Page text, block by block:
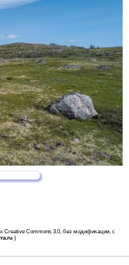
Creative Commons 3.0, без модификации, с
)